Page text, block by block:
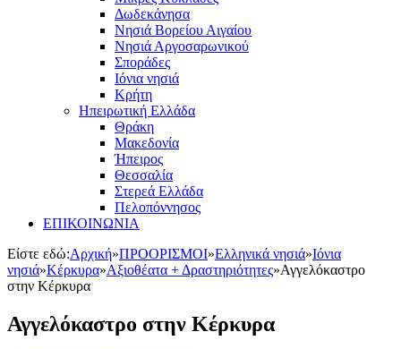
Δωδεκάνησα
Νησιά Βορείου Αιγαίου
Νησιά Αργοσαρωνικού
Σποράδες
Ιόνια νησιά
Κρήτη
Ηπειρωτική Ελλάδα
Θράκη
Μακεδονία
Ήπειρος
Θεσσαλία
Στερεά Ελλάδα
Πελοπόννησος
ΕΠΙΚΟΙΝΩΝΙΑ
Είστε εδώ:Αρχική»ΠΡΟΟΡΙΣΜΟΙ»Ελληνικά νησιά»Ιόνια
νησιά»Κέρκυρα»Αξιοθέατα + Δραστηριότητες»Αγγελόκαστρο
στην Κέρκυρα
Αγγελόκαστρο στην Κέρκυρα